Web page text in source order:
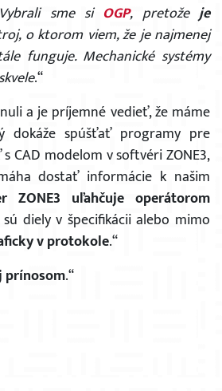
Vybrali sme si OGP, pretožeje
o ktorom viem, že je najmenej
funguje. Mechanické systémy
.“
a je príjemné vedieť, že máme
dokáže spúšťať programy pre
CAD modelom v softvéri ZONE3,
dostať informácie k našim
ZONE3 uľahčuje operátorom
diely v špecifikácii alebo mimo
v protokole.“
prínosom.“